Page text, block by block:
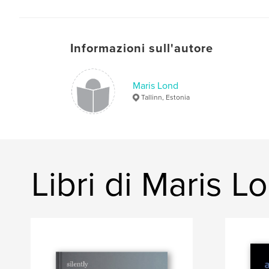
Informazioni sull'autore
Maris Lond
Tallinn, Estonia
Libri di Maris